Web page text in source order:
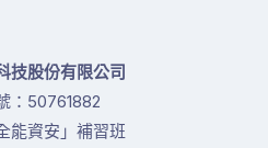
技股份有限公司
：50761882
能資安」補習班